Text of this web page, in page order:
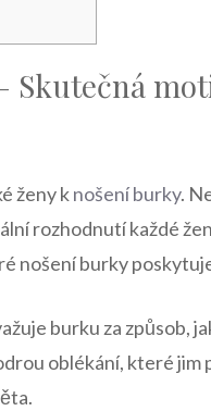
ženy knošení burky.
rozhodnutí každé
nošení burky
burku za způsob,
oblékání, které jim